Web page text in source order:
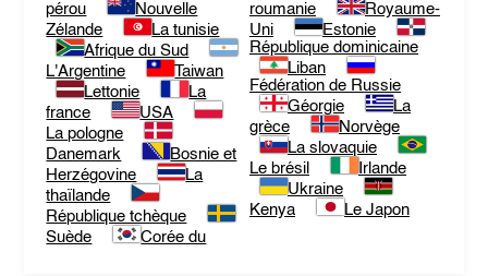
pérou
Nouvelle
Zélande
La tunisie
Afrique du Sud
L'Argentine
Taiwan
Lettonie
La
france
USA
La pologne
Danemark
Bosnie et
Herzégovine
La
thaïlande
République tchèque
Suède
Corée du
roumanie
Royaume-
Uni
Estonie
République dominicaine
Liban
Fédération de Russie
Géorgie
La
grèce
Norvège
La slovaquie
Le brésil
Irlande
Ukraine
Kenya
Le Japon